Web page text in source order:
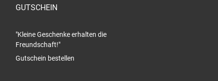
GUTSCHEIN
"Kleine Geschenke erhalten die
Freundschaft!"
Gutschein bestellen